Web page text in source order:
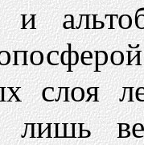
и
слоя